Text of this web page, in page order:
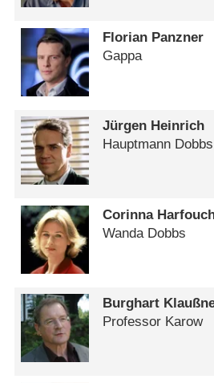
Florian Panzner
Gappa
Jürgen Heinrich
Hauptmann Dobbs
Corinna
Wanda Dobbs
Burghart
Professor Karow